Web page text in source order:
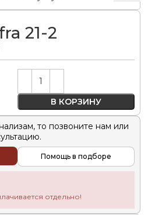
21-2
В КОРЗИНУ
Alternative:
то позвоните нам или
Помощь в подборе
отдельно!